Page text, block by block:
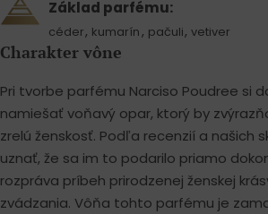
Základ parfému:
céder, kumarín, pačuli, vetiver
Charakter vône
Pri tvorbe parfému Narciso Poudree si
namiešať voňavý opar, ktorý by
zrelú ženskosť. Podľa recenzií a našich
uznať, že sa im to podarilo priamo
rozpráva príbeh prirodzenej ženskej
zvádzania. Vôňa tohto parfému je